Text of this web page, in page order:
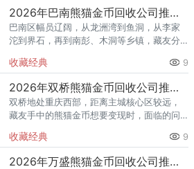
什么版别，有人报的价我自己都
2026年巴南熊猫金币回收公司推荐 不同人群该怎么选回收渠道？
巴南区幅员辽阔，从龙洲湾到鱼洞，从李家
沱到界石，再到南彭、木洞等乡镇，藏友分
的需求和痛点也各不相同——城区的藏友选
择多但眼花缭乱，乡镇的藏友则
收藏经典 9
2026年双桥熊猫金币回收公司推荐 双桥藏友的专属变现指南
双桥地处重庆西部，距离主城核心区较远，
藏友手中的熊猫金币想要变现时，面临的问
业钱币回收机构，跑一趟市区来回至少大半
天，费时费力不说，到了店里还
收藏经典 9
2026年万盛熊猫金币回收公司推荐 万盛回收熊猫金币电话